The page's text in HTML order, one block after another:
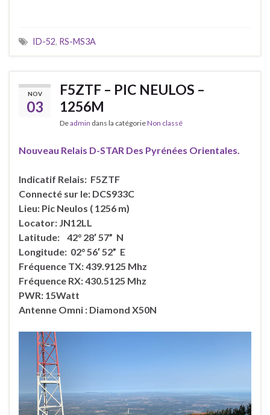
ID-52, RS-MS3A
NOV
03
F5ZTF – PIC NEULOS –
1256M
Deadmin dans la catégorieNon classé
Nouveau Relais D-STAR Des Pyrénées Orientales.
Indicatif Relais: F5ZTF
Connecté sur le: DCS933C
Lieu: Pic Neulos ( 1256 m)
Locator: JN12LL
Latitude: 42° 28′ 57” N
Longitude: 02° 56′ 52” E
Fréquence TX: 439.9125 Mhz
Fréquence RX: 430.5125 Mhz
PWR: 15Watt
Antenne Omni : Diamond X50N